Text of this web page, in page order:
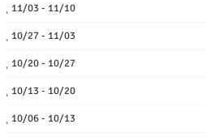
11/03 - 11/10
10/27 - 11/03
10/20 - 10/27
10/13 - 10/20
10/06 - 10/13